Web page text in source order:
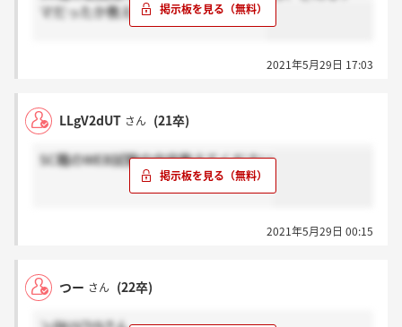
マだったか教えていただきたいです。
2021年5月29日 17:03
LLgV2dUT さん (21卒)
SC職のWEB試験の内容教えてください
2021年5月29日 00:15
つー さん (22卒)